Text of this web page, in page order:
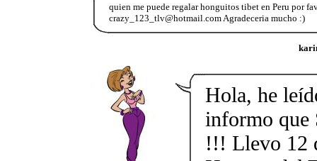
quien me puede regalar honguitos tibet en Peru por
crazy_123_tlv@hotmail.com Agradeceria mucho :)
Hola, he
informo
!!! Llevo 12